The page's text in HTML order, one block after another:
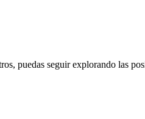
puedas seguir explorando las